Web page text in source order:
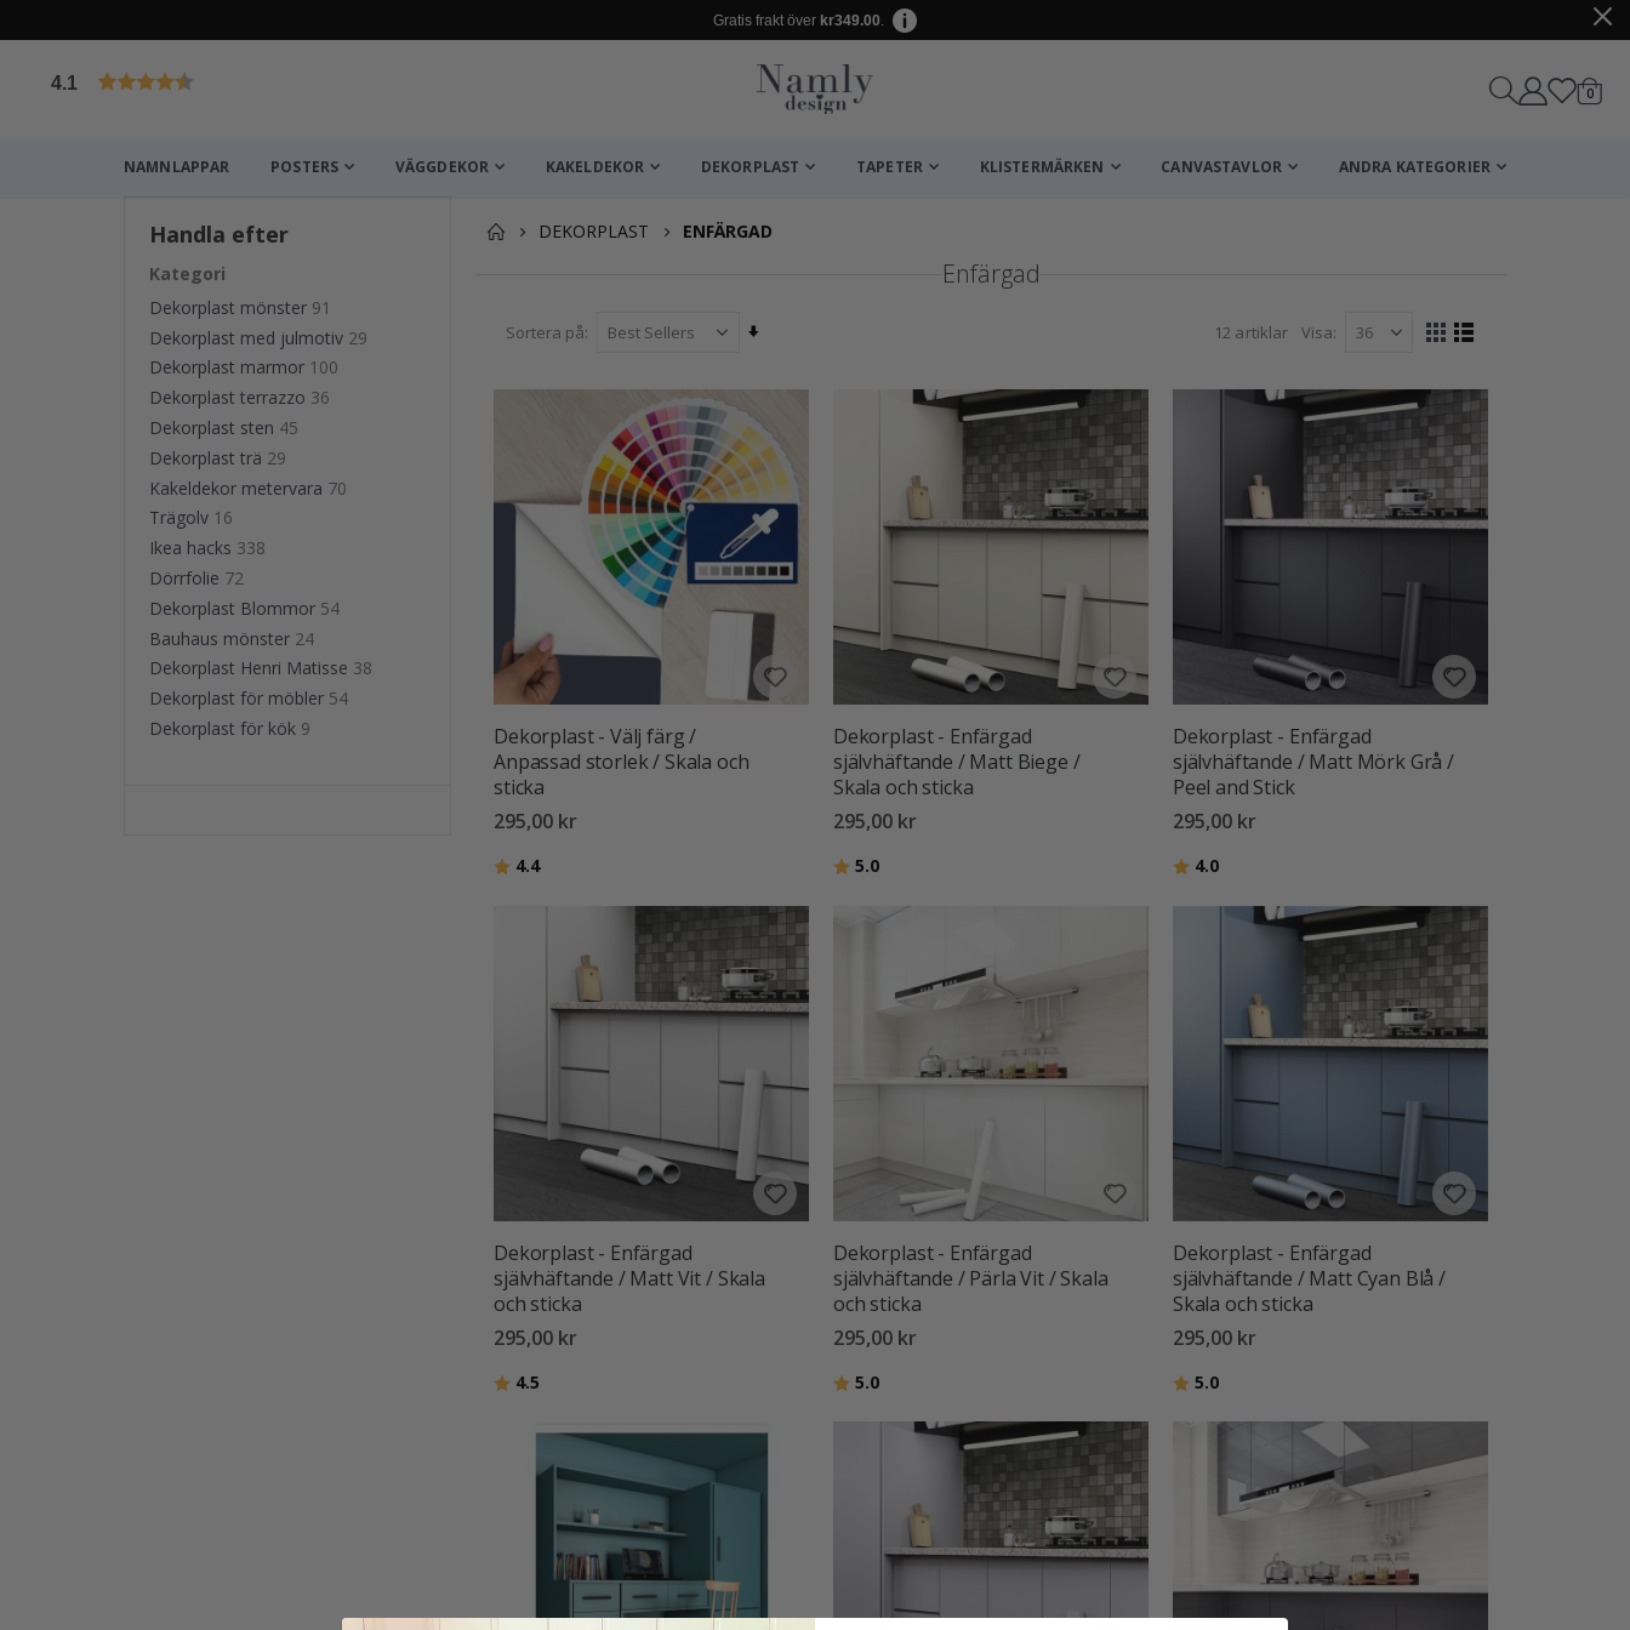
Gratis frakt över kr349.00.
4.1 0
NAMNLAPPAR POSTERS VÄGGDEKOR KAKELDEKOR DEKORPLAST TAPETER KLISTERMÄRKEN CANVASTAVLOR ANDRA KATEGORIER
DEKORPLAST ENFÄRGAD
Enfärgad
Sortera på
sortering
12 artiklar Visa
Visa
Rutnät
Listvy
Dekorplast - Välj färg /
Anpassad storlek / Skala och
sticka
295,00 kr
Betyg:
4.4utav 5 stjärnor
Dekorplast - Enfärgad
självhäftande / Matt Biege /
Skala och sticka
295,00 kr
Betyg:
5.0utav 5 stjärnor
Dekorplast - Enfärgad
självhäftande / Matt Mörk Grå /
Peel and Stick
295,00 kr
Betyg:
4.0utav 5 stjärnor
Dekorplast - Enfärgad
självhäftande / Matt Vit / Skala
och sticka
295,00 kr
Betyg:
4.5
Dekorplast - Enfärgad
självhäftande / Pärla Vit / Skala
och sticka
295,00 kr
Betyg:
5.0utav 5 stjärnor
Dekorplast - Enfärgad
självhäftande / Matt Cyan Blå /
Skala och sticka
295,00 kr
Betyg:
5.0utav 5 stjärnor
Handla efter
Kategori
Dekorplast mönster 91
Dekorplast med julmotiv 29
Dekorplast marmor 100
Dekorplast terrazzo 36
Dekorplast sten 45
Dekorplast trä 29
Kakeldekor metervara 70
Trägolv 16
Ikea hacks 338
Dörrfolie 72
Dekorplast Blommor 54
Bauhaus mönster 24
Dekorplast Henri Matisse 38
Dekorplast för möbler 54
Dekorplast för kök 9